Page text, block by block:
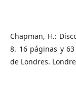
Chapman, H.:
8. 16 páginas y
de Londres.